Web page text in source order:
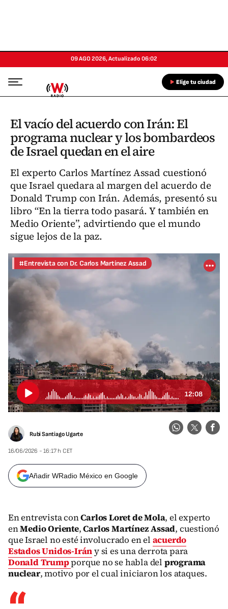
09 AGO 2026,Actualizado 06:02
Elige tu ciudad
El vacío del acuerdo con Irán: El
programa nuclear y los bombardeos
de Israel quedan en el aire
El experto Carlos Martínez Assad cuestionó
que Israel quedara al margen del acuerdo de
Donald Trump con Irán. Además, presentó su
libro “En la tierra todo pasará. Y también en
Medio Oriente”, advirtiendo que el mundo
sigue lejos de la paz.
#Entrevista con Dr. Carlos Martínez Assad
12:08
Rubi Santiago Ugarte
16/06/2026 - 16:17 h CET
Añadir WRadio México en Google
En entrevista conCarlos Loret de Mola, el experto
enMedio Oriente,Carlos Martínez Assad, cuestionó
que Israel no esté involucrado en el acuerdo
Estados Unidos-Irány si es una derrota para
Donald Trumpporque no se habla del programa
nuclear, motivo por el cual iniciaron los ataques.